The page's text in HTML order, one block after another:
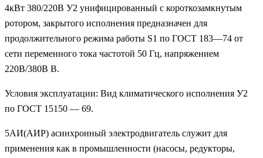
4кВт 380/220В У2 унифицированный с короткозамкнутым
ротором, закрытого исполнения предназначен для
продолжительного режима работы S1 по ГОСТ 183—74 от
сети переменного тока частотой 50 Гц, напряжением
220В/380В В.
Условия эксплуатации: Вид климатического исполнения У2
по ГОСТ 15150 — 69.
5АИ(АИР) асинхронный электродвигатель служит для
применения как в промышленности (насосы, редукторы,